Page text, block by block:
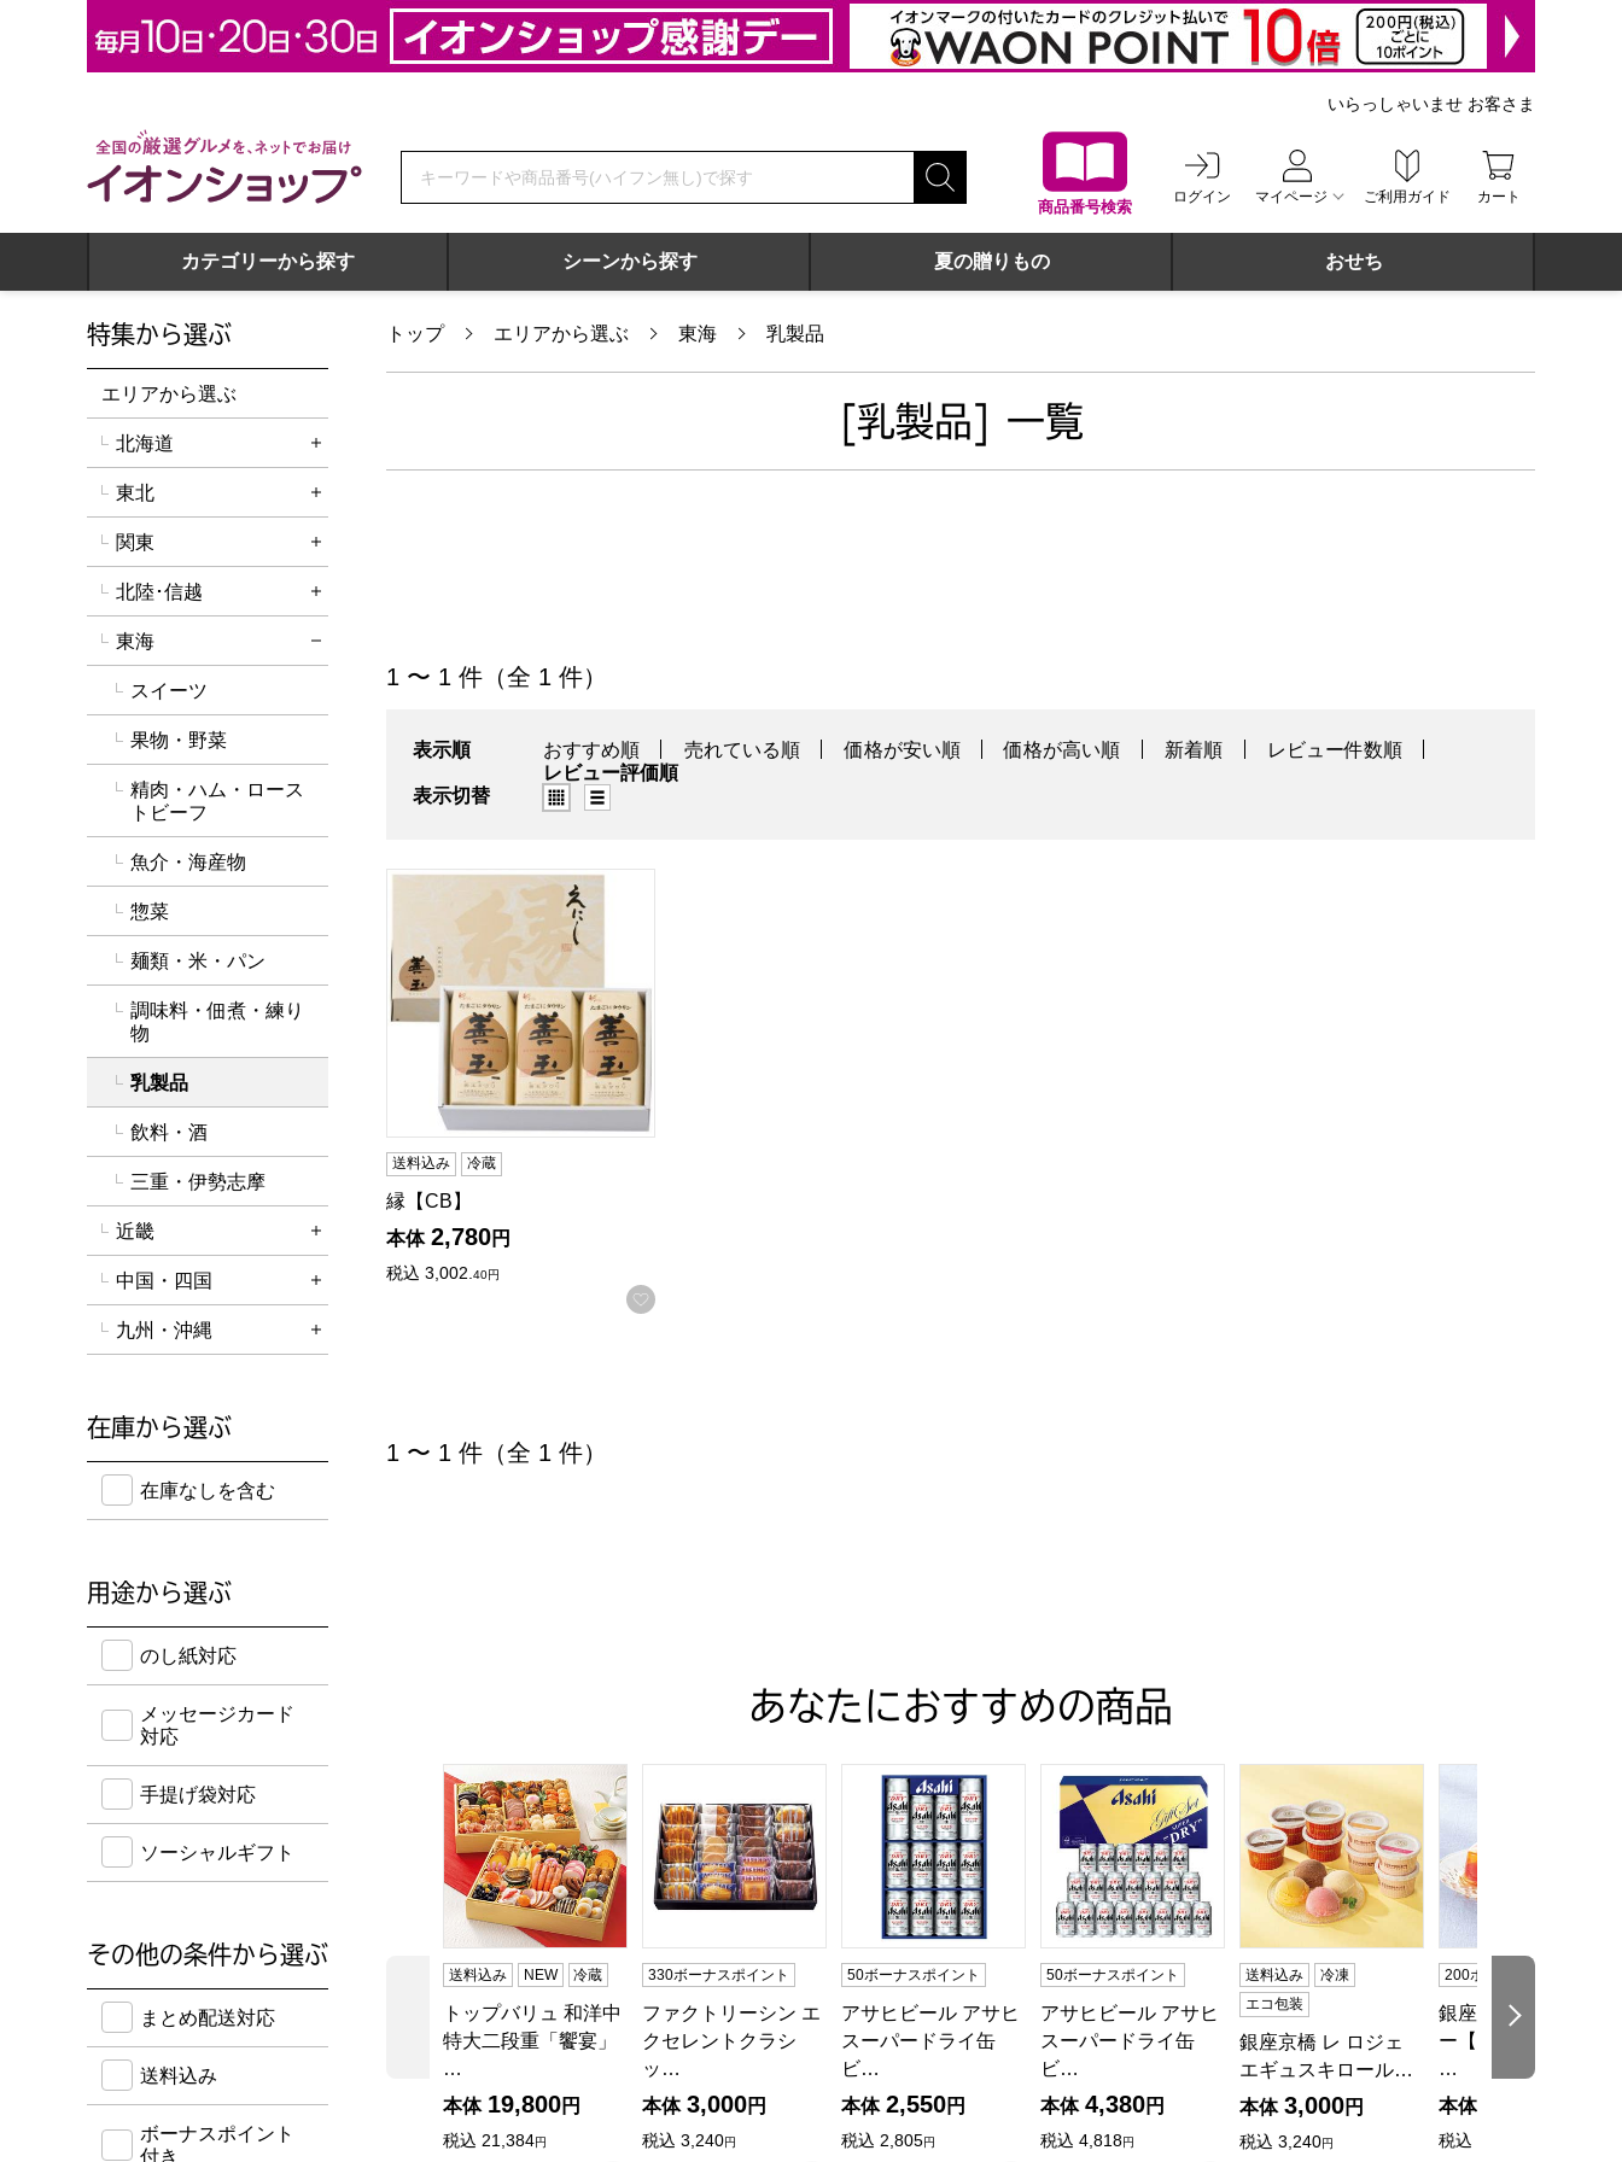
全国の厳選グルメを、ネットでお届け イオンショップ
商品番号検索
ログイン マイページ ご利用ガイド カート
いらっしゃいませ お客さま
カテゴリーから探す シーンから探す 夏の贈りもの おせち
トップ エリアから選ぶ 東海 乳製品
[乳製品] 一覧
「乳製品」の商品一覧
1 〜 1 件（全 1 件）
表示順 おすすめ順 売れている順 価格が安い順 価格が高い順 新着順
レビュー件数順
レビュー評価順
表示切替
グリッド表示（タイル表示）
縁【CB】
送料込み 冷蔵
縁【CB】
本体 2,780円
税込 3,002.40円
お気に入りに登録する
1 〜 1 件（全 1 件）
あなたにおすすめの商品
前の商品
トップバリュ 和洋中特大二段重「饗宴」(きょうえん)【4〜5人前・77品目】【イオンのおせち】
送料込み NEW 冷蔵
トップバリュ 和洋中
特大二段重「饗宴」
…
本体 19,800円
税込 21,384円
ファクトリーシン エクセレントクラシック30【夏の贈りもの・お中元】[EX-C30]
330ボーナスポイント
ファクトリーシン エ
クセレントクラシ
ッ…
本体 3,000円
税込 3,240円
アサヒビール アサヒスーパードライ缶ビールセット【夏の贈りもの・お中元】[AS-3N]
50ボーナスポイント
アサヒビール アサヒ
スーパードライ缶
ビ…
本体 2,550円
税込 2,805円
アサヒビール アサヒスーパードライ缶ビールセット【夏の贈りも
50ボーナスポイント
アサヒビール アサヒ
スーパードライ缶
ビ…
本体 4,380円
税込 4,818円
銀座京橋 レ ロジェ エギュスキロール ア
送料込み
冷凍
エコ包装
銀座京橋 レ ロジェ
エギュスキロール…
本体 3,000円
税込 3,240円
200ボーナスポイント
銀座千疋屋 銀座ゼリ
ー【夏の贈りもの・
…
本体
税込
次の商品
特集から選ぶ
エリアから選ぶ
北海道
詳細を開く
東北
詳細を開く
関東
詳細を開く
北陸･信越
詳細を開く
東海
スイーツ
果物・野菜
精肉・ハム・ロース
トビーフ
魚介・海産物
惣菜
麺類・米・パン
調味料・佃煮・練り
物
乳製品
飲料・酒
三重・伊勢志摩
近畿
詳細を開く
中国・四国
詳細を開く
九州・沖縄
詳細を開く
在庫から選ぶ
在庫のない商品を含めて検索することができます。
在庫なしを含む
用途から選ぶ
のし紙・メッセージカード・手提げ袋に対応している商品から絞りこむことができます。
のし紙対応
メッセージカード
対応
手提げ袋対応
ソーシャルギフト
その他の条件から選ぶ
送料込み・ボーナスポイント付き・早得・期間限定商品から絞り込むことができます。
まとめ配送対応
送料込み
ボーナスポイント
付き